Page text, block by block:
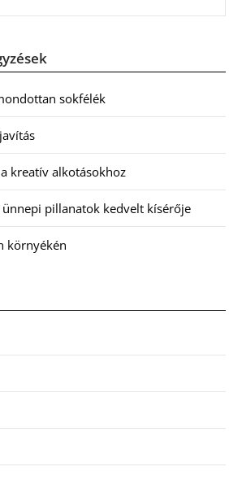
sokfélék
kreatív alkotásokhoz
ünnepi pillanatok kedvelt kísérője
környékén